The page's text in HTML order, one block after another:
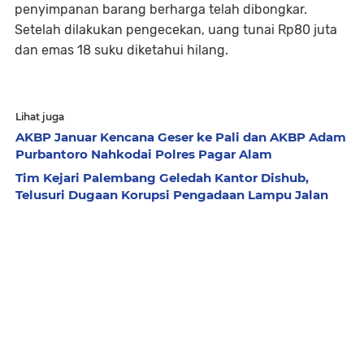
penyimpanan barang berharga telah dibongkar.
Setelah dilakukan pengecekan, uang tunai Rp80 juta
dan emas 18 suku diketahui hilang.
Lihat juga
AKBP Januar Kencana Geser ke Pali dan AKBP Adam
Purbantoro Nahkodai Polres Pagar Alam
Tim Kejari Palembang Geledah Kantor Dishub,
Telusuri Dugaan Korupsi Pengadaan Lampu Jalan